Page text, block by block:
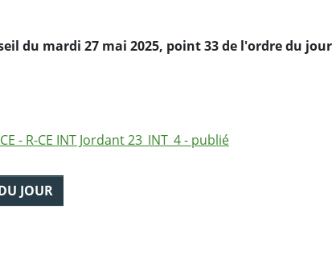
du mardi 27 mai 2025, point 33 de l'ordre du jour
- R-CE INT Jordant 23_INT_4 - publié
JOUR